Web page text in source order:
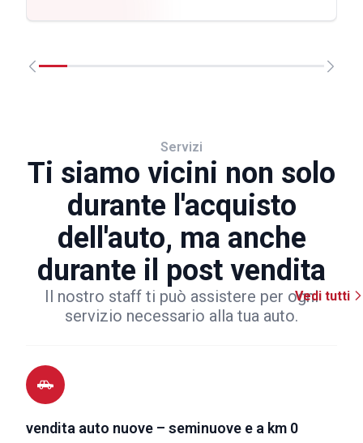
Servizi
Ti siamo vicini non solo
durante l'acquisto
dell'auto, ma anche
durante il post vendita
Il nostro staff ti può assistere per ogni
servizio necessario alla tua auto.
Vedi tutti
vendita auto nuove – seminuove e a km 0